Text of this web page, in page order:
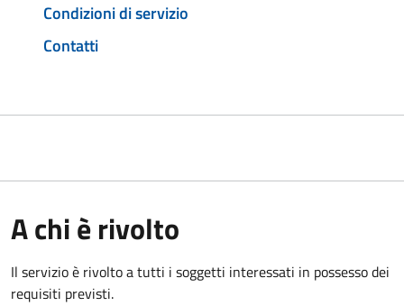
Condizioni di servizio
Contatti
A chi è rivolto
Il servizio è rivolto a tutti i soggetti interessati in possesso dei
requisiti previsti.